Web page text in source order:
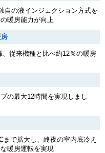
自の液インジェクション方式を
暖房能力が向上
従来機種と比べ約12％の暖房
の最大12時間を実現しまし
で拡大し、終夜の室内底冷え
暖房運転を実現